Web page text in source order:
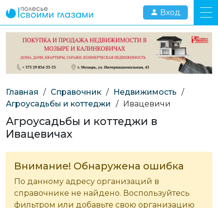
Вход
Главная / Справочник / Недвижимость /
Агроусадьбы и коттеджи
/ Ивацевичи
Агроусадьбы и коттеджи в
Ивацевичах
Внимание! Обнаружена ошибка
По данному адресу организаций в
справочнике не найдено. Воспользуйтесь
фильтром или добавьте свою организацию